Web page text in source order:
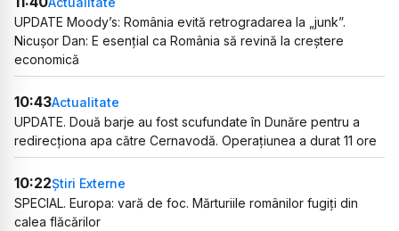
UPDATE Moody’s: România evită retrogradarea la „junk”.
Nicușor Dan: E esențial ca România să revină la creștere
economică
10:43Actualitate
UPDATE. Două barje au fost scufundate în Dunăre pentru a
redirecționa apa către Cernavodă. Operațiunea a durat 11 ore
10:22Știri Externe
SPECIAL. Europa: vară de foc. Mărturiile românilor fugiți din
calea flăcărilor